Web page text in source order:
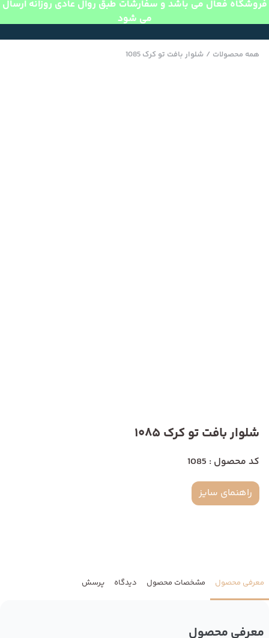
فروشگاه فعال می باشد و سفارشات طبق روال عادی روزانه ارسال
می شود
همه محصولات / شلوار بافت تو کرک 1085
شلوار بافت تو کرک 1085
کد محصول : 1085
راهنمای سایز
معرفی محصول مشخصات محصول دیدگاه پرسش
معرفی محصول